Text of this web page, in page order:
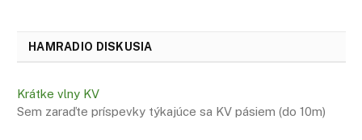
HAMRADIO DISKUSIA
Krátke vlny KV
Sem zaraďte príspevky týkajúce sa KV pásiem (do 10m)